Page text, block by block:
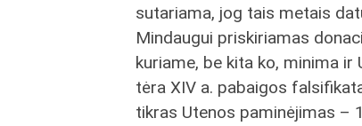
sutariama, jog tais metais
Mindaugui priskiriamas
kuriame, be kita ko, minima ir
tėra XIV a. pabaigos
tikras Utenos paminėjimas –